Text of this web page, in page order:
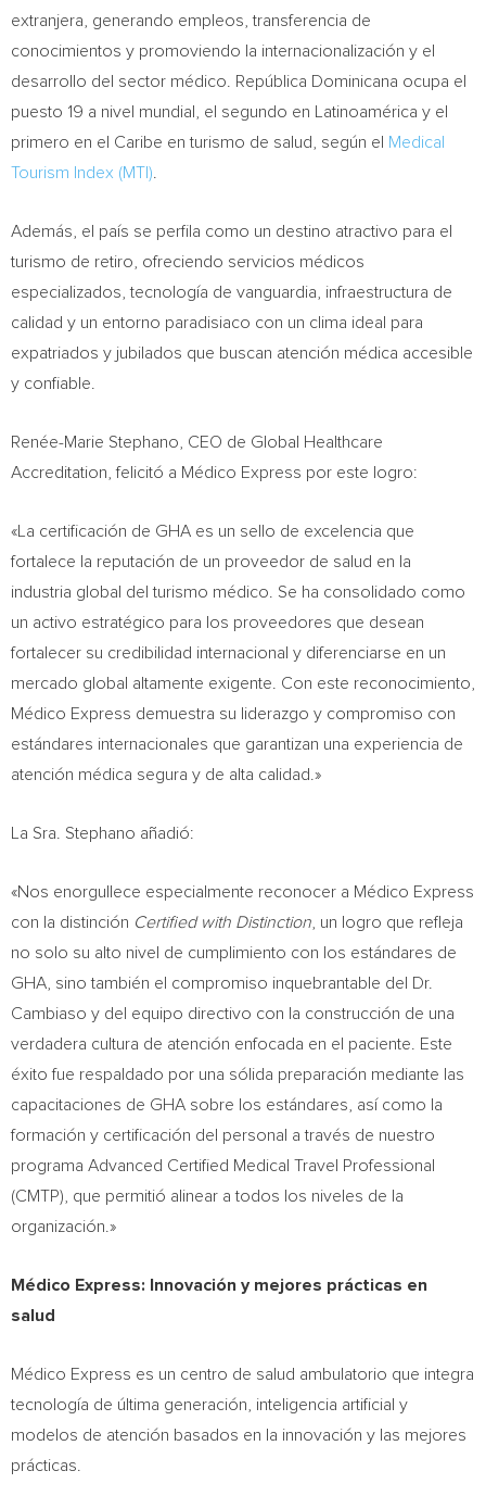
extranjera, generando empleos, transferencia de
conocimientos y promoviendo la internacionalización y el
desarrollo del sector médico. República Dominicana ocupa el
puesto 19 a nivel mundial, el segundo en Latinoamérica y el
primero en el Caribe en turismo de salud, según el
Medical
Tourism Index (MTI)
Además, el país se perfila como un destino atractivo para el
turismo de retiro, ofreciendo servicios médicos
especializados, tecnología de vanguardia, infraestructura de
calidad y un entorno paradisiaco con un clima ideal para
expatriados y jubilados que buscan atención médica accesible
y confiable.
Renée-Marie Stephano , CEO de Global Healthcare
Accreditation, felicitó a Médico Express por este logro:
«La certificación de GHA es un sello de excelencia que
fortalece la reputación de un proveedor de salud en la
industria global del turismo médico. Se ha consolidado como
un activo estratégico para los proveedores que desean
fortalecer su credibilidad internacional y diferenciarse en un
mercado global altamente exigente. Con este reconocimiento,
Médico Express demuestra su liderazgo y compromiso con
estándares internacionales que garantizan una experiencia de
atención médica segura y de alta calidad.»
La Sra. Stephano añadió:
«Nos enorgullece especialmente reconocer a Médico Express
con la distinción Certified with Distinction , un logro que refleja
no solo su alto nivel de cumplimiento con los estándares de
GHA, sino también el compromiso inquebrantable del Dr.
Cambiaso y del equipo directivo con la construcción de una
verdadera cultura de atención enfocada en el paciente. Este
éxito fue respaldado por una sólida preparación mediante las
capacitaciones de GHA sobre los estándares, así como la
formación y certificación del personal a través de nuestro
programa Advanced Certified Medical Travel Professional
(CMTP), que permitió alinear a todos los niveles de la
organización.»
Médico Express: Innovación y mejores prácticas en
salud
Médico Express es un centro de salud ambulatorio que integra
tecnología de última generación, inteligencia artificial y
modelos de atención basados en la innovación y las mejores
prácticas.